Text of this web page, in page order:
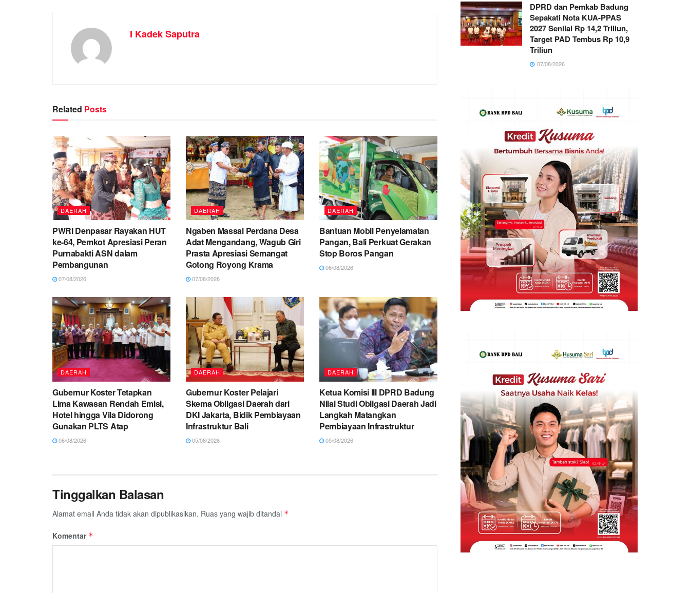
I Kadek Saputra
Related Posts
DAERAH
PWRI Denpasar Rayakan HUT
ke-64, Pemkot Apresiasi Peran
Purnabakti ASN dalam
Pembangunan
07/08/2026
DAERAH
Ngaben Massal Perdana Desa
Adat Mengandang, Wagub Giri
Prasta Apresiasi Semangat
Gotong Royong Krama
07/08/2026
DAERAH
Bantuan Mobil Penyelamatan
Pangan, Bali Perkuat Gerakan
Stop Boros Pangan
06/08/2026
DAERAH
Gubernur Koster Tetapkan
Lima Kawasan Rendah Emisi,
Hotel hingga Vila Didorong
Gunakan PLTS Atap
06/08/2026
DAERAH
Gubernur Koster Pelajari
Skema Obligasi Daerah dari
DKI Jakarta, Bidik Pembiayaan
Infrastruktur Bali
05/08/2026
DAERAH
Ketua Komisi III DPRD Badung
Nilai Studi Obligasi Daerah Jadi
Langkah Matangkan
Pembiayaan Infrastruktur
05/08/2026
Tinggalkan Balasan
Alamat email Anda tidak akan dipublikasikan. Ruas yang wajib ditandai *
Komentar *
DPRD dan Pemkab Badung
Sepakati Nota KUA-PPAS
2027 Senilai Rp 14,2 Triliun,
Target PAD Tembus Rp 10,9
Triliun
07/08/2026